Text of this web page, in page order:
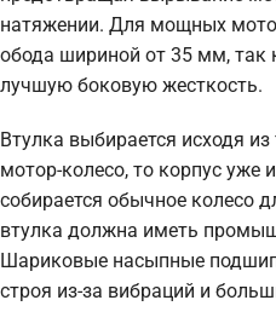
натяжении. Для мощных
обода шириной от 35 мм, так
лучшую боковую жесткость.
Втулка выбирается исходя
мотор-колесо, то корпус уже
собирается обычное колесо
втулка должна иметь
Шариковые насыпные
строя из-за вибраций и